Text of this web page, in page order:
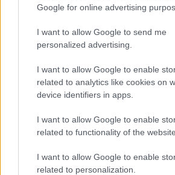
Google for online advertising
I want to allow Google to send me
personalized advertising.
I want to allow Google to enable
related to analytics like cookies on
device identifiers in apps.
I want to allow Google to enable
related to functionality of the
I want to allow Google to enable
related to personalization.
donatori
Martina Marchesi · 10 Lug 2026
B2B NEWS